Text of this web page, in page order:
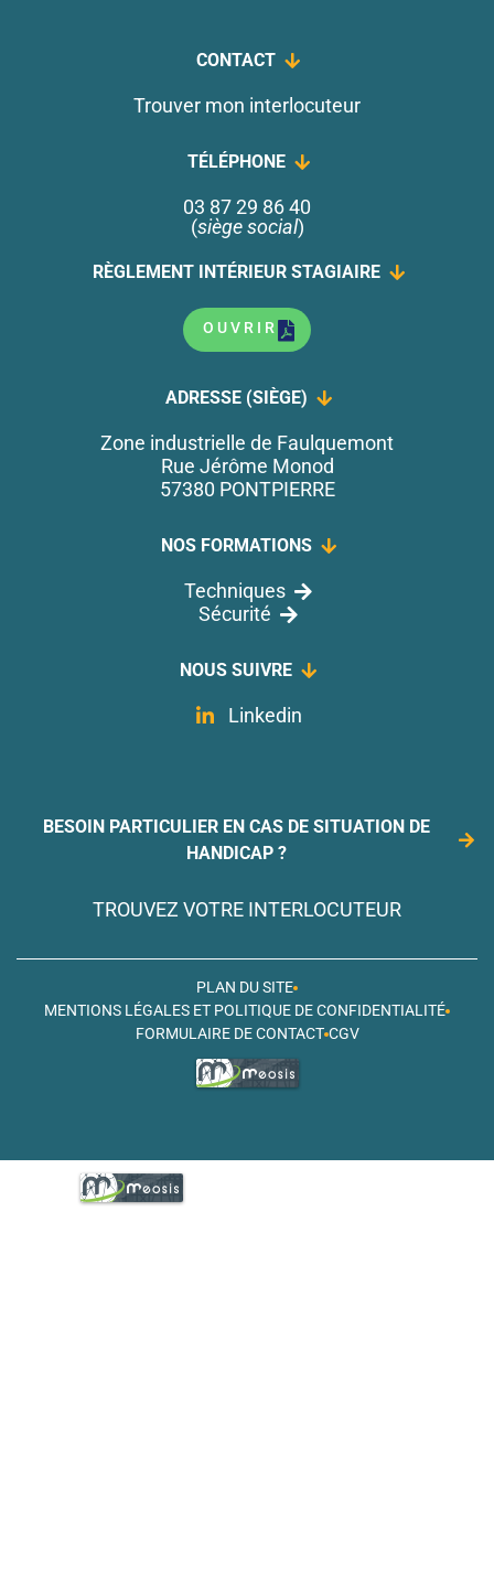
CONTACT
Trouver mon interlocuteur
TÉLÉPHONE
03 87 29 86 40
(siège social)
RÈGLEMENT INTÉRIEUR STAGIAIRE
OUVRIR
ADRESSE (SIÈGE)
Zone industrielle de Faulquemont
Rue Jérôme Monod
57380 PONTPIERRE
NOS FORMATIONS
Techniques
Sécurité
NOUS SUIVRE
Linkedin
BESOIN PARTICULIER EN CAS DE SITUATION DE
HANDICAP ?
TROUVEZ VOTRE INTERLOCUTEUR
PLAN DU SITE
MENTIONS LÉGALES ET POLITIQUE DE CONFIDENTIALITÉ
FORMULAIRE DE CONTACT CGV